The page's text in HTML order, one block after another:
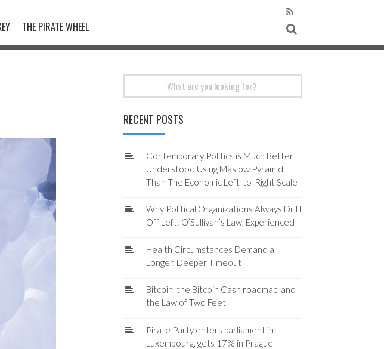
THE PIRATE WHEEL
RECENT POSTS
Contemporary Politics is Much Better
Understood Using Maslow Pyramid
Than The Economic Left-to-Right Scale
Why Political Organizations Always Drift
Off Left: O’Sullivan’s Law, Experienced
Health Circumstances Demand a
Longer, Deeper Timeout
Bitcoin, the Bitcoin Cash roadmap, and
the Law of Two Feet
Pirate Party enters parliament in
Luxembourg, gets 17% in Prague